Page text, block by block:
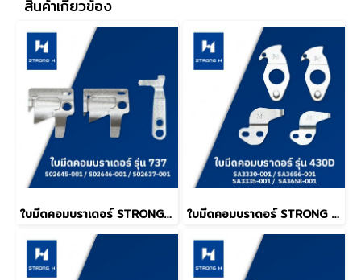
สินค้าเกี่ยวข้อง
ใบมีดคอมบราเดอร์ STRONG H รุ่น 737 ใบมีดคอมบราดอร์ STRONG H รุ่น 430D